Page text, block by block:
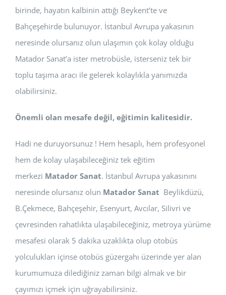
birinde, hayatın kalbinin attığı Beykent’te ve
Bahçeşehirde bulunuyor. İstanbul Avrupa yakasının
neresinde olursanız olun ulaşımın çok kolay olduğu
Matador Sanat’a ister metrobüsle, isterseniz tek bir
toplu taşıma aracı ile gelerek kolaylıkla yanımızda
olabilirsiniz.
Önemli olan mesafe değil, eğitimin kalitesidir.
Hadi ne duruyorsunuz ! Hem hesaplı, hem profesyonel
hem de kolay ulaşabileceğiniz tek eğitim
merkezi Matador Sanat. İstanbul Avrupa yakasınını
neresinde olursanız olun Matador Sanat Beylikdüzü,
B.Çekmece, Bahçeşehir, Esenyurt, Avcılar, Silivri ve
çevresinden rahatlıkta ulaşabileceğiniz, metroya yürüme
mesafesi olarak 5 dakika uzaklıkta olup otobüs
yolculukları içinse otobüs güzergahı üzerinde yer alan
kurumumuza dilediğiniz zaman bilgi almak ve bir
çayımızı içmek için uğrayabilirsiniz.